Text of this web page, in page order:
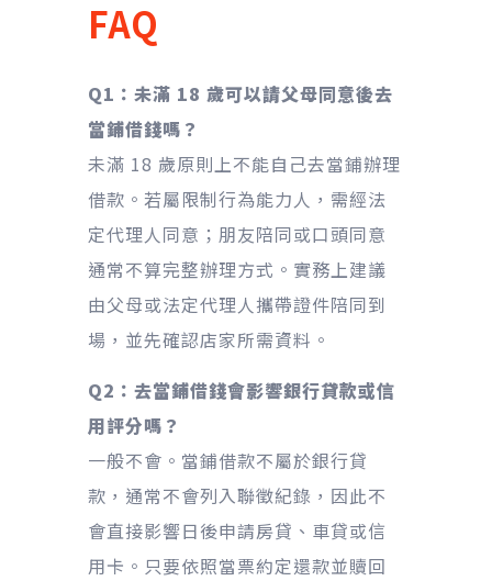
FAQ
Q1：未滿 18 歲可以請父母同意後去
當鋪借錢嗎？
未滿 18 歲原則上不能自己去當鋪辦理
借款。若屬限制行為能力人，需經法
定代理人同意；朋友陪同或口頭同意
通常不算完整辦理方式。實務上建議
由父母或法定代理人攜帶證件陪同到
場，並先確認店家所需資料。
Q2：去當鋪借錢會影響銀行貸款或信
用評分嗎？
一般不會。當鋪借款不屬於銀行貸
款，通常不會列入聯徵紀錄，因此不
會直接影響日後申請房貸、車貸或信
用卡。只要依照當票約定還款並贖回